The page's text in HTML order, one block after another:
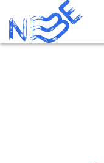
Doorgaan naar inhoud